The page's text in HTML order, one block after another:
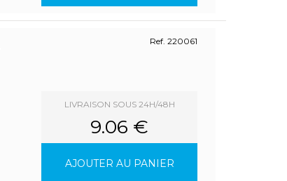
Ref. 220061
LIVRAISON SOUS 24H/48H
9.06 €
AJOUTER AU PANIER